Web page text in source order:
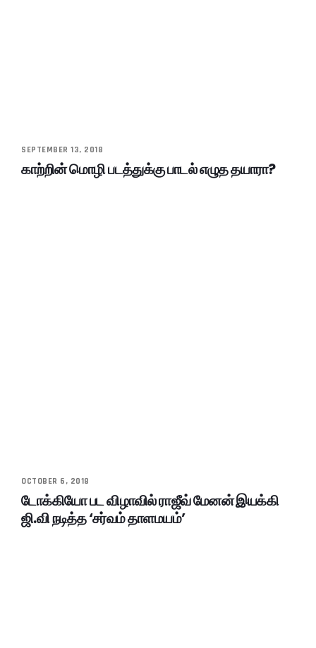
SEPTEMBER 13, 2018
காற்றின் மொழி படத்துக்கு பாடல் எழுத தயாரா?
OCTOBER 6, 2018
டோக்கியோ பட விழாவில் ராஜீவ் மேனன் இயக்கி
ஜி.வி நடித்த ‘சர்வம் தாளமயம்’